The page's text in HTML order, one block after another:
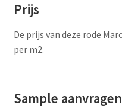
Prijs
De prijs van deze rode
per m2.
Sample aanvragen